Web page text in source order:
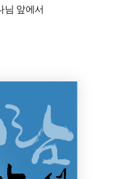
님 앞에서